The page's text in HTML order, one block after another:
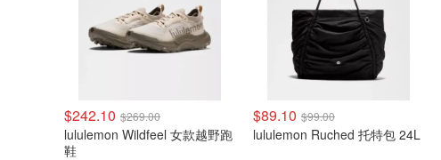
$242.10 $269.00
lululemon Wildfeel 女款越野跑
鞋
$89.10 $99.00
lululemon Ruched 托特包 24L